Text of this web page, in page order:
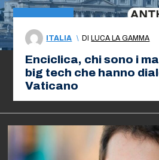
ITALIA \ DI LUCA LA GAMMA
Enciclica, chi sono i
big tech che hanno
Vaticano